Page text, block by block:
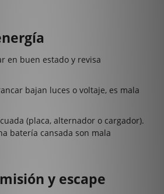
en buen estado y revisa
bajan luces o voltaje, es mala
(placa, alternador o cargador).
batería cansada son mala
y escape